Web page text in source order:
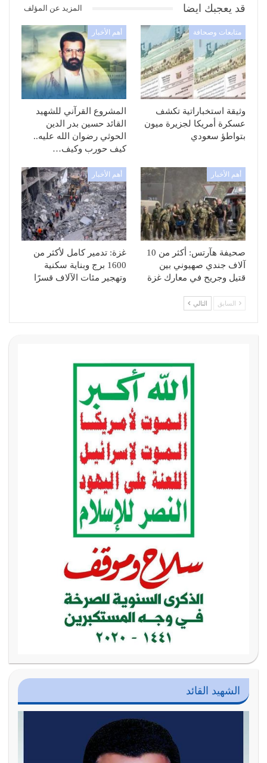
قد يعجبك ايضا المزيد عن المؤلف
متابعات وصحافة
وثيقة استخباراتية تكشف
عسكرة أمريكا لجزيرة ميون
بتواطؤ سعودي
أهم الأخبار
المشروع القرآني للشهيد
القائد حسين بدر الدين
الحوثي رضوان الله عليه..
كيف حورب وكيف…
أهم الأخبار
صحيفة هآرتس: أكثر من 10
آلاف جندي صهيوني بين
قتيل وجريح في معارك غزة
أهم الأخبار
غزة: تدمير كامل لأكثر من
1600 برج وبناية سكنية
وتهجير مئات الآلاف قسرًا
السابق التالي
الشهيد القائد